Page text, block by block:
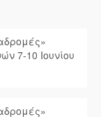
7-10 Ιουνίου